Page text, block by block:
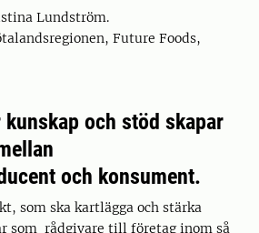
Lundström.
Future Foods,
kunskap och stöd skapar
och konsument.
som ska kartlägga och stärka
som rådgivare till företag inom så